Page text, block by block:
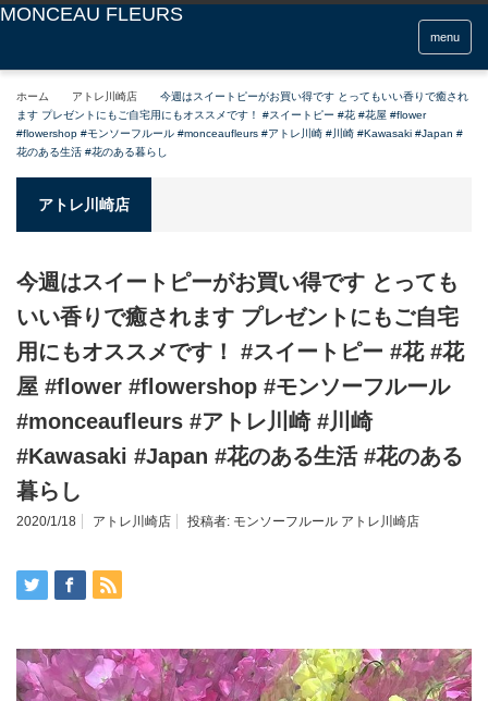
menu
ホーム アトレ川崎店
今週はスイートピーがお買い得です とってもいい香りで癒され
ます️ プレゼントにもご自宅用にもオススメです！ #スイートピー #花 #花屋 #flower
#flowershop #モンソーフルール #monceaufleurs #アトレ川崎 #川崎 #Kawasaki #Japan #
花のある生活 #花のある暮らし
アトレ川崎店
今週はスイートピーがお買い得です とっても
いい香りで癒されます️ プレゼントにもご自宅
用にもオススメです！ #スイートピー #花 #花
屋 #flower #flowershop #モンソーフルール
#monceaufleurs #アトレ川崎 #川崎
#Kawasaki #Japan #花のある生活 #花のある
暮らし
2020/1/18 アトレ川崎店 投稿者: モンソーフルール アトレ川崎店